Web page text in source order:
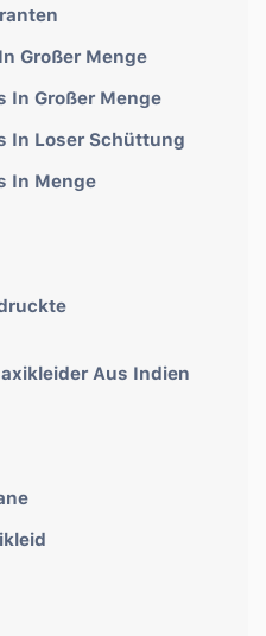
Großer Menge
In Großer Menge
In Loser Schüttung
In Menge
Aus Indien